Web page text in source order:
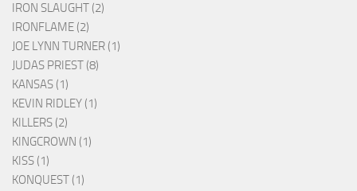
IRON SLAUGHT (2)
IRONFLAME (2)
JOE LYNN TURNER (1)
JUDAS PRIEST (8)
KANSAS (1)
KEVIN RIDLEY (1)
KILLERS (2)
KINGCROWN (1)
KISS (1)
KONQUEST (1)